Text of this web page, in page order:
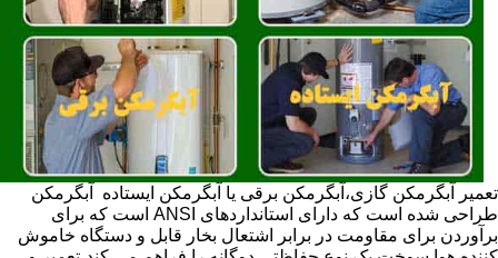
تعمیر آبگرمکن گازی،آبگرمکن برقی یا آبگرمکن ایستاده ​ آبگرمکن
طراحی شده است که دارای استانداردهای ANSI است که برای
برآوردن برای مقاومت در برابر اشتعال بخار قابل و دستگاه خاموش